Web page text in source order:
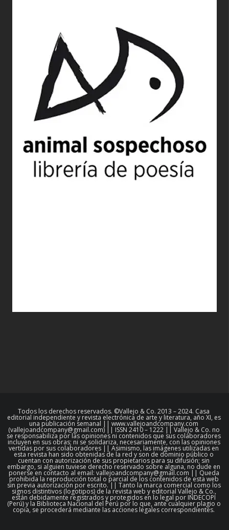
Todos los derechos reservados. ©Vallejo & Co. 2013 – 2024. Casa
editorial independiente y revista electrónica de arte y literatura, año XI, es
una publicación semanal || www.vallejoandcompany.com
(vallejoandcompany@gmail.com) || ISSN 2410 – 1222 || Vallejo & Co. no
se responsabiliza por las opiniones ni contenidos que sus colaboradores
incluyen en sus obras; ni se solidariza, necesariamente, con las opiniones
vertidas por sus colaboradores || Asimismo, las imágenes utilizadas en
esta revista han sido obtenidas de la red y son de dominio público o
cuentan con autorización de sus propietarios para su difusión; sin
embargo, si alguien tuviese derecho reservado sobre alguna, no dude en
ponerse en contacto al email: vallejoandcompany@gmail.com || Queda
prohibida la reproducción total o parcial de los contenidos de esta web
sin previa autorización por escrito. || Tanto la marca comercial como los
signos distintivos (logotipos) de la revista web y editorial Vallejo & Co.,
están debidamente registrados y protegidos en lo legal por INDECOPI
(Perú) y la Biblioteca Nacional del Perú por lo que, ante cualquier plagio o
copia, se procederá mediante las acciones legales correspondientes.